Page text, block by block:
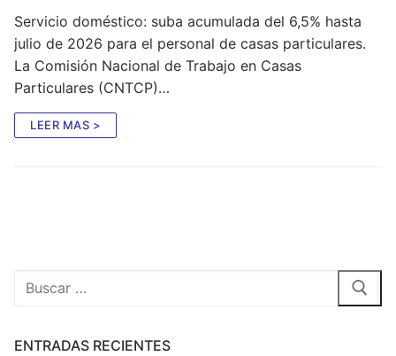
Servicio doméstico: suba acumulada del 6,5% hasta
julio de 2026 para el personal de casas particulares.
La Comisión Nacional de Trabajo en Casas
Particulares (CNTCP)…
LEER MAS >
Buscar:
ENTRADAS RECIENTES